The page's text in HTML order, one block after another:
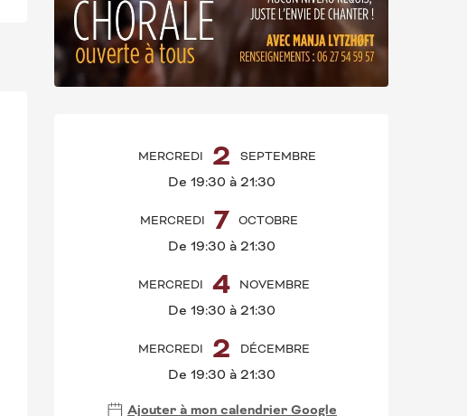
OUVERTURE ET
MERCREDI 2 SEPTEMBRE
De 19:30 à 21:30
MERCREDI 7 OCTOBRE
De 19:30 à 21:30
MERCREDI 4 NOVEMBRE
De 19:30 à 21:30
MERCREDI 2 DÉCEMBRE
De 19:30 à 21:30
Ajouter à mon calendrier Google